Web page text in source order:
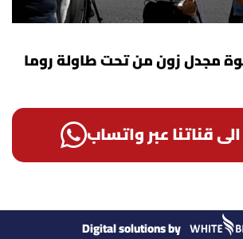
مجدل زون من تحت طاولة روما
قناتنا عبر واتساب
Digital solutions by